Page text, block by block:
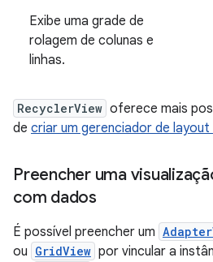
Exibe uma grade de
rolagem de colunas e
linhas.
RecyclerView oferece mais
de criar um gerenciador de
Preencher uma
com dados
É possível preencher um
ou GridView por vincular a